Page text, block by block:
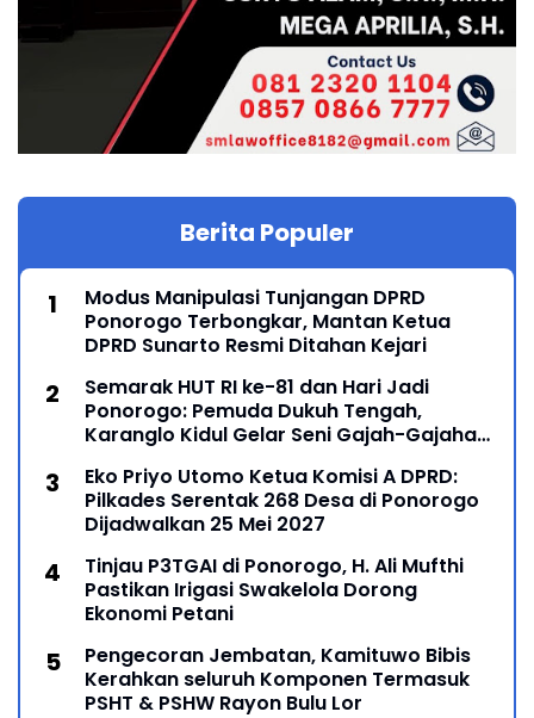
Berita Populer
Modus Manipulasi Tunjangan DPRD
Ponorogo Terbongkar, Mantan Ketua
DPRD Sunarto Resmi Ditahan Kejari
Semarak HUT RI ke-81 dan Hari Jadi
Ponorogo: Pemuda Dukuh Tengah,
Karanglo Kidul Gelar Seni Gajah-Gajahan,
Eko Priyo Utomo Ketua Komisi A DPRD:
Pilkades Serentak 268 Desa di Ponorogo
Dijadwalkan 25 Mei 2027
Tinjau P3TGAI di Ponorogo, H. Ali Mufthi
Pastikan Irigasi Swakelola Dorong
Ekonomi Petani
Pengecoran Jembatan, Kamituwo Bibis
Kerahkan seluruh Komponen Termasuk
PSHT & PSHW Rayon Bulu Lor